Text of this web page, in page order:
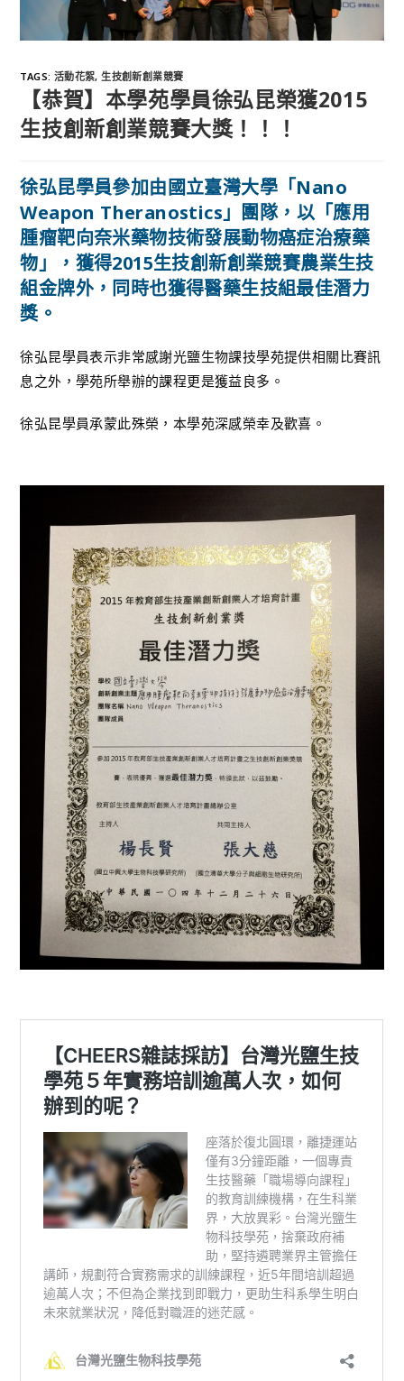
TAGS: 活動花絮, 生技創新創業競賽
【恭賀】本學苑學員徐弘昆榮獲2015
生技創新創業競賽大獎！！！
徐弘昆學員參加由國立臺灣大學「Nano
Weapon Theranostics」團隊，以「應用
腫瘤靶向奈米藥物技術發展動物癌症治療藥
物」，獲得2015生技創新創業競賽農業生技
組金牌外，同時也獲得醫藥生技組最佳潛力
獎。
徐弘昆學員表示非常感謝光鹽生物課技學苑提供相關比賽訊
息之外，學苑所舉辦的課程更是獲益良多。
徐弘昆學員承蒙此殊榮，本學苑深感榮幸及歡喜。